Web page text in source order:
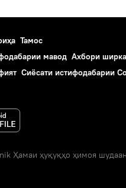
Тамос
мавод Ахбори
Сиёсати истифодабарии
Ҳамаи ҳуқуқҳо ҳимоя